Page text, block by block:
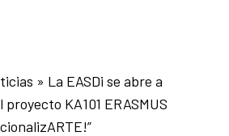
» La EASDi se abre a
KA101 ERASMUS